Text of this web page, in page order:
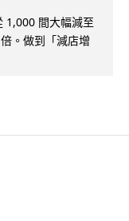
1,000 間大幅減至
。做到「減店增